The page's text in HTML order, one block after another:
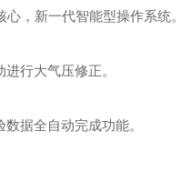
，新一代智能型操作系统。
行大气压修正。
据全自动完成功能。